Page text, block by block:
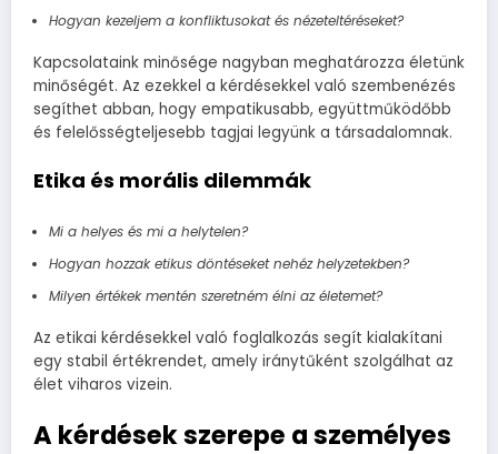
Hogyan kezeljem a konfliktusokat és nézeteltéréseket?
Kapcsolataink minősége nagyban meghatározza életünk
minőségét. Az ezekkel a kérdésekkel való szembenézés
segíthet abban, hogy empatikusabb, együttműködőbb
és felelősségteljesebb tagjai legyünk a társadalomnak.
Etika és morális dilemmák
Mi a helyes és mi a helytelen?
Hogyan hozzak etikus döntéseket nehéz helyzetekben?
Milyen értékek mentén szeretném élni az életemet?
Az etikai kérdésekkel való foglalkozás segít kialakítani
egy stabil értékrendet, amely iránytűként szolgálhat az
élet viharos vizein.
A kérdések szerepe a személyes